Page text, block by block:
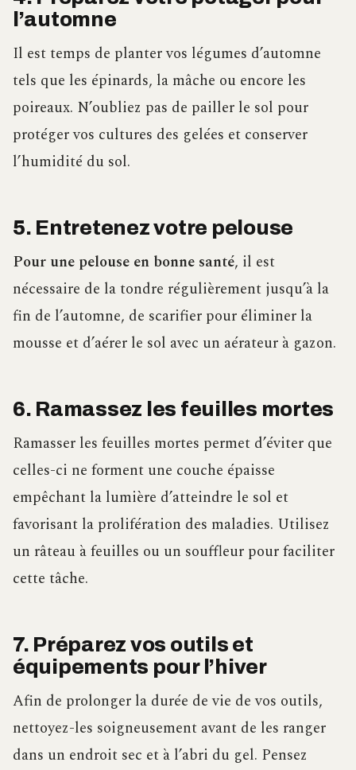
l’automne
Il est temps de planter vos légumes d’automne
tels que les épinards, la mâche ou encore les
poireaux. N’oubliez pas de pailler le sol pour
protéger vos cultures des gelées et conserver
l’humidité du sol.
5. Entretenez votre pelouse
Pour une pelouse en bonne santé, il est
nécessaire de la tondre régulièrement jusqu’à la
fin de l’automne, de scarifier pour éliminer la
mousse et d’aérer le sol avec un aérateur à gazon.
6. Ramassez les feuilles mortes
Ramasser les feuilles mortes permet d’éviter que
celles-ci ne forment une couche épaisse
empêchant la lumière d’atteindre le sol et
favorisant la prolifération des maladies. Utilisez
un râteau à feuilles ou un souffleur pour faciliter
cette tâche.
7. Préparez vos outils et
équipements pour l’hiver
Afin de prolonger la durée de vie de vos outils,
nettoyez-les soigneusement avant de les ranger
dans un endroit sec et à l’abri du gel. Pensez